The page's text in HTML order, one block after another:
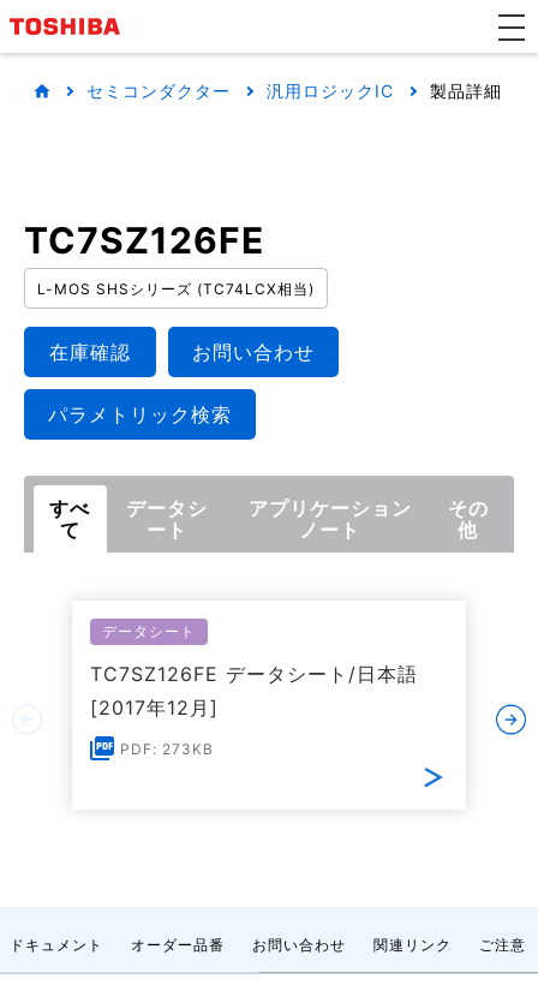
セミコンダクター 汎用ロジックIC 製品詳細
TC7SZ126FE
L-MOS SHSシリーズ (TC74LCX相当)
在庫確認 お問い合わせ
パラメトリック検索
すべ
て
データシ
ート
アプリケーション
ノート
その
他
データシート
TC7SZ126FE データシート/日本語
[2017年12月]
PDF: 273KB
ドキュメント オーダー品番 お問い合わせ 関連リンク ご注意